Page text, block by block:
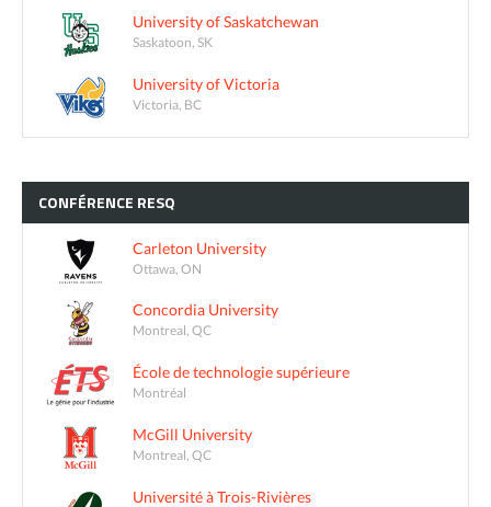
University of Saskatchewan
Saskatoon, SK
University of Victoria
Victoria, BC
CONFÉRENCE RESQ
Carleton University
Ottawa, ON
Concordia University
Montreal, QC
École de technologie supérieure
Montréal
McGill University
Montreal, QC
Université à Trois-Rivières